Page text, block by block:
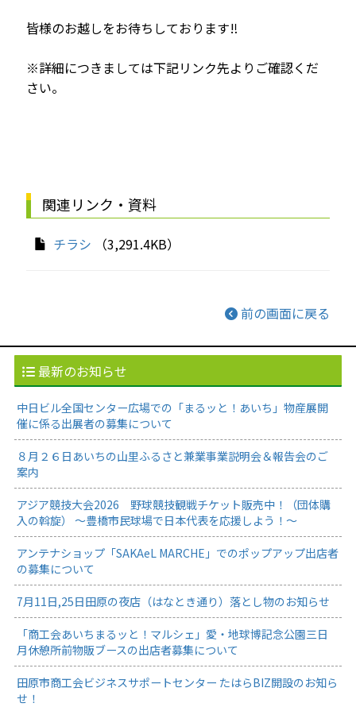
皆様のお越しをお待ちしております‼
※詳細につきましては下記リンク先よりご確認くだ
さい。
関連リンク・資料
チラシ （3,291.4KB）
前の画面に戻る
最新のお知らせ
中日ビル全国センター広場での「まるッと！あいち」物産展開
催に係る出展者の募集について
８月２６日あいちの山里ふるさと兼業事業説明会＆報告会のご
案内
アジア競技大会2026 野球競技観戦チケット販売中！（団体購
入の斡旋） ～豊橋市民球場で日本代表を応援しよう！～
アンテナショップ「SAKAeL MARCHE」でのポップアップ出店者
の募集について
7月11日,25日田原の夜店（はなとき通り）落とし物のお知らせ
「商工会あいちまるッと！マルシェ」愛・地球博記念公園三日
月休憩所前物販ブースの出店者募集について
田原市商工会ビジネスサポートセンター たはらBIZ開設のお知ら
せ！